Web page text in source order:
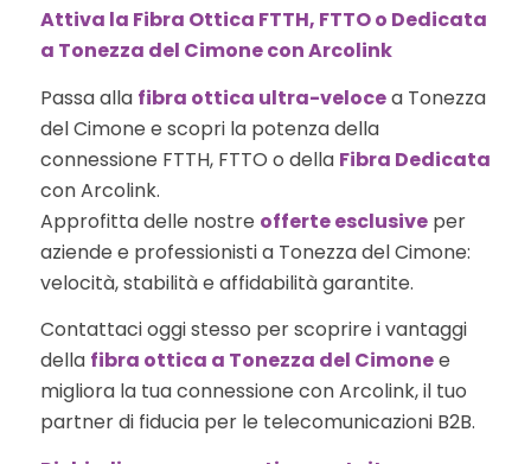
Attiva la Fibra Ottica FTTH, FTTO o Dedicata
a Tonezza del Cimone con Arcolink
Passa alla fibra ottica ultra-velocea Tonezza
del Cimone e scopri la potenza della
connessione FTTH, FTTO o della Fibra Dedicata
con Arcolink.
Approfitta delle nostre offerte esclusiveper
aziende e professionisti a Tonezza del Cimone:
velocità, stabilità e affidabilità garantite.
Contattaci oggi stesso per scoprire i vantaggi
della fibra ottica a Tonezza del Cimonee
migliora la tua connessione con Arcolink, il tuo
partner di fiducia per le telecomunicazioni B2B.